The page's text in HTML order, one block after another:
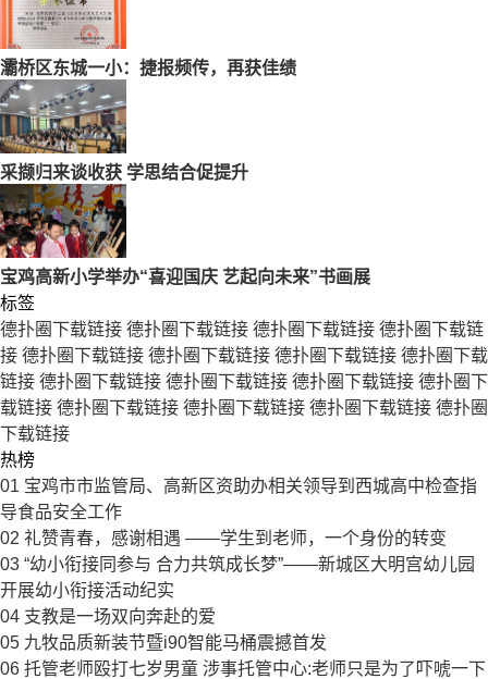
灞桥区东城一小：捷报频传，再获佳绩
采撷归来谈收获 学思结合促提升
宝鸡高新小学举办“喜迎国庆 艺起向未来”书画展
标签
德扑圈下载链接 德扑圈下载链接 德扑圈下载链接 德扑圈下载链
接 德扑圈下载链接 德扑圈下载链接 德扑圈下载链接 德扑圈下载
链接 德扑圈下载链接 德扑圈下载链接 德扑圈下载链接 德扑圈下
载链接 德扑圈下载链接 德扑圈下载链接 德扑圈下载链接 德扑圈
下载链接
热榜
01 宝鸡市市监管局、高新区资助办相关领导到西城高中检查指
导食品安全工作
02 礼赞青春，感谢相遇 ——学生到老师，一个身份的转变
03 “幼小衔接同参与 合力共筑成长梦”——新城区大明宫幼儿园
开展幼小衔接活动纪实
04 支教是一场双向奔赴的爱
05 九牧品质新装节暨i90智能马桶震撼首发
06 托管老师殴打七岁男童 涉事托管中心:老师只是为了吓唬一下